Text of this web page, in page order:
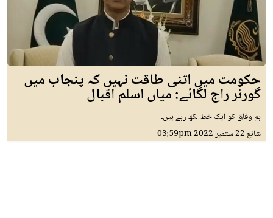
حکومت میں اتنی طاقت نہیں کہ پنجاب میں
گورنر راج لگائے: میاں اسلم اقبال
ہم وفاق کو ایک خط لکھ رہے ہیں۔
شائع22 ستمبر 2022 03:59pm